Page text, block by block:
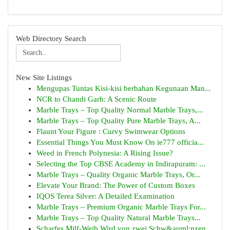
Web Directory Search
New Site Listings
Mengupas Tuntas Kisi-kisi berbahan Kegunaan Man...
NCR to Chandi Garh: A Scenic Route
Marble Trays – Top Quality Normal Marble Trays,...
Marble Trays – Top Quality Pure Marble Trays, A...
Flaunt Your Figure : Curvy Swimwear Options
Essential Things You Must Know On ie777 officia...
Weed in French Polynesia: A Rising Issue?
Selecting the Top CBSE Academy in Indirapuram: ...
Marble Trays – Quality Organic Marble Trays, Or...
Elevate Your Brand: The Power of Custom Boxes
IQOS Terea Silver: A Detailed Examination
Marble Trays – Premium Organic Marble Trays For...
Marble Trays – Top Quality Natural Marble Trays...